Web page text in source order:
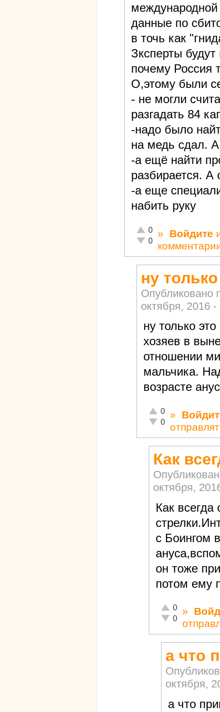
данные по
в точь как
Зксперты
почему Россия
О,этому были
- не могли
разгадать 84
-надо было
на медь сдал.
-а ещё найти
разбирается. А
-а еще
набить руку
Отлично!
0
Неадекватно!
0
» Войдите
ну
Опубликовано
октября, 2016 -
ну только
хозяев в
отношении
мальчика.
возрасте
Отлично!
0
Неадекватно!
0
»
Как
октября,
Как
с Боингом
он тоже
потом ему
Отлично!
0
Неадекватно!
0
»
а что
октября,
а что